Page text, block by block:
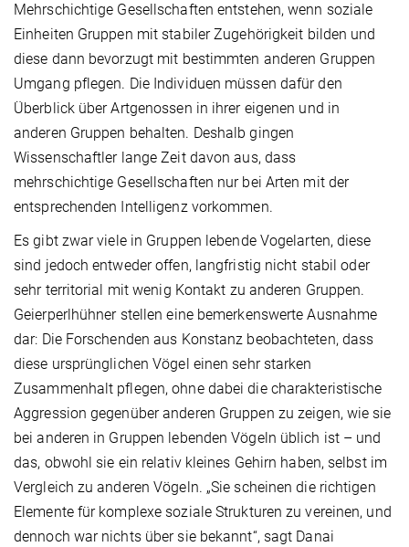
Mehrschichtige Gesellschaften entstehen, wenn soziale
Einheiten Gruppen mit stabiler Zugehörigkeit bilden und
diese dann bevorzugt mit bestimmten anderen Gruppen
Umgang pflegen. Die Individuen müssen dafür den
Überblick über Artgenossen in ihrer eigenen und in
anderen Gruppen behalten. Deshalb gingen
Wissenschaftler lange Zeit davon aus, dass
mehrschichtige Gesellschaften nur bei Arten mit der
entsprechenden Intelligenz vorkommen.
Es gibt zwar viele in Gruppen lebende Vogelarten, diese
sind jedoch entweder offen, langfristig nicht stabil oder
sehr territorial mit wenig Kontakt zu anderen Gruppen.
Geierperlhühner stellen eine bemerkenswerte Ausnahme
dar: Die Forschenden aus Konstanz beobachteten, dass
diese ursprünglichen Vögel einen sehr starken
Zusammenhalt pflegen, ohne dabei die charakteristische
Aggression gegenüber anderen Gruppen zu zeigen, wie sie
bei anderen in Gruppen lebenden Vögeln üblich ist – und
das, obwohl sie ein relativ kleines Gehirn haben, selbst im
Vergleich zu anderen Vögeln. „Sie scheinen die richtigen
Elemente für komplexe soziale Strukturen zu vereinen, und
dennoch war nichts über sie bekannt“, sagt Danai